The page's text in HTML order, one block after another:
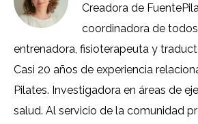
Creadora de
coordinadora de
entrenadora, fisioterapeuta y
Casi 20 años de experiencia
Pilates. Investigadora en áreas de
salud. Al servicio de la comunidad